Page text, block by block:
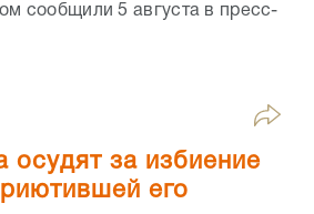
сообщили 5 августа в пресс-
осудят за избиение
его